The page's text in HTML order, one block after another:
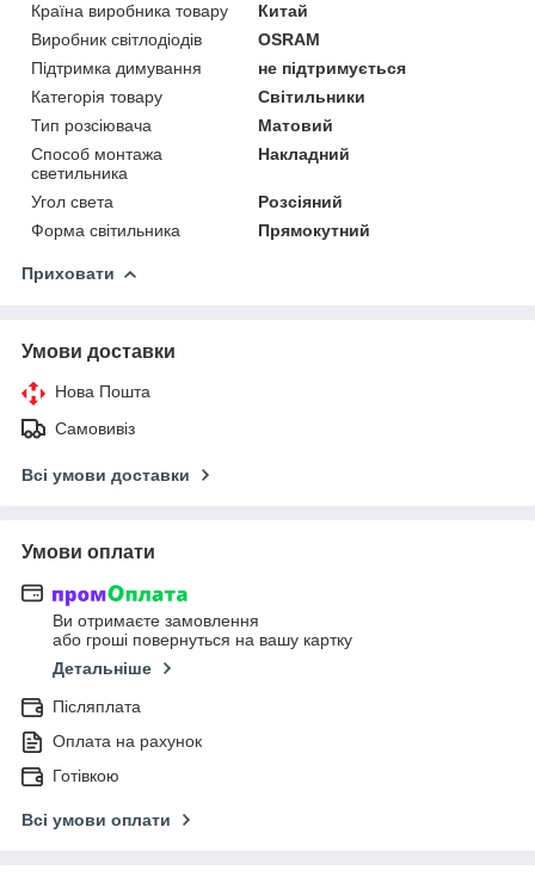
Країна виробника товару
Китай
Виробник світлодіодів
OSRAM
Підтримка димування
не підтримується
Категорія товару
Світильники
Тип розсіювача
Матовий
Способ монтажа
светильника
Накладний
Угол света
Розсіяний
Форма світильника
Прямокутний
Приховати
Умови доставки
Нова Пошта
Самовивіз
Всі умови доставки
Умови оплати
Ви отримаєте замовлення
або гроші повернуться на вашу картку
Детальніше
Післяплата
Оплата на рахунок
Готівкою
Всі умови оплати